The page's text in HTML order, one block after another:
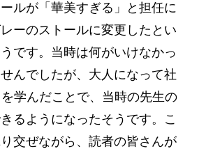
ルが「華美すぎる」と担任に
ーのストールに変更したとい
です。当時は何がいけなかっ
んでしたが、大人になって社
学んだことで、当時の先生の
るようになったそうです。こ
交ぜながら、読者の皆さんが